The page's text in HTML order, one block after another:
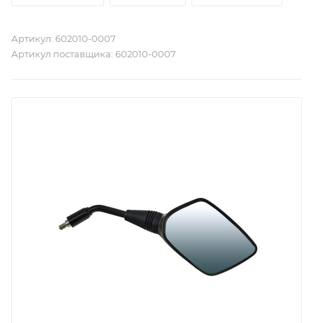
Артикул: 602010-0007
Артикул поставщика: 602010-0007